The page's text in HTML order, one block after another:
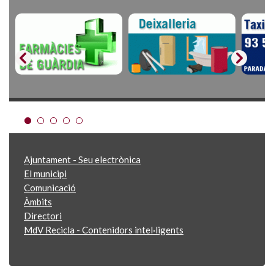
Ajuntament - Seu electrònica
El municipi
Comunicació
Àmbits
Directori
MdV Recicla - Contenidors intel·ligents